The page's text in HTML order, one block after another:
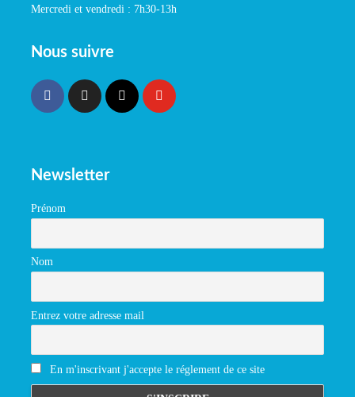
Mercredi et vendredi : 7h30-13h
Nous suivre
Newsletter
Prénom
Nom
Entrez votre adresse mail
En m'inscrivant j'accepte le réglement de ce site